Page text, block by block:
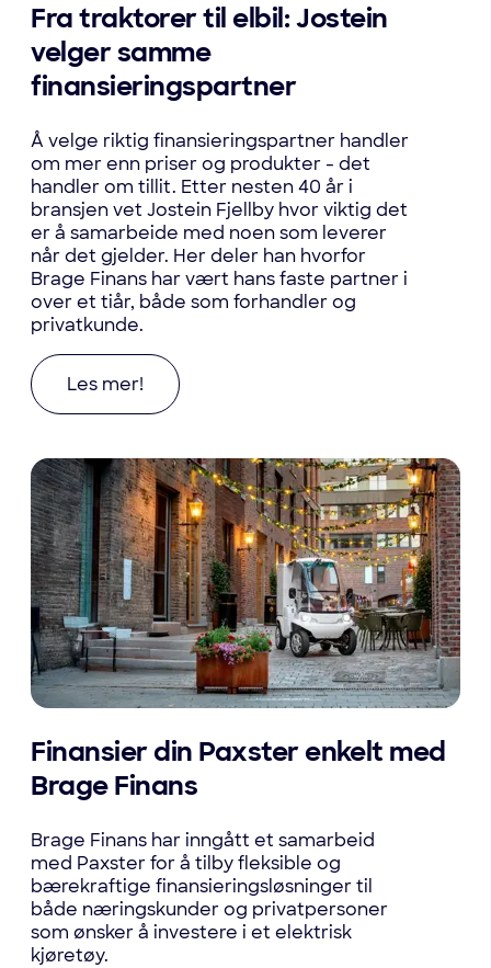
Fra traktorer til elbil: Jostein
velger samme
finansieringspartner
Å velge riktig finansieringspartner handler
om mer enn priser og produkter - det
handler om tillit. Etter nesten 40 år i
bransjen vet Jostein Fjellby hvor viktig det
er å samarbeide med noen som leverer
når det gjelder. Her deler han hvorfor
Brage Finans har vært hans faste partner i
over et tiår, både som forhandler og
privatkunde.
Les mer om Fra traktorer til elbil: Jostein
Les mer!
Finansier din Paxster enkelt med
Brage Finans
Brage Finans har inngått et samarbeid
med Paxster for å tilby fleksible og
bærekraftige finansieringsløsninger til
både næringskunder og privatpersoner
som ønsker å investere i et elektrisk
kjøretøy.